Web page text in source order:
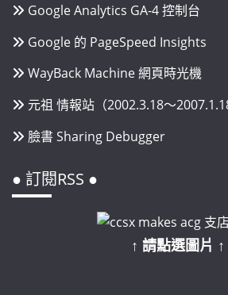
Google Analytics GA-4 控制台
Google 的 PageSpeed Insights
WayBack Machine 網頁時光機
元祖 情報站（2002.3.18～2007.1.18
臉書 Sharing Debugger
● 訂閱RSS ●
↑ 請點選圖片 ↑